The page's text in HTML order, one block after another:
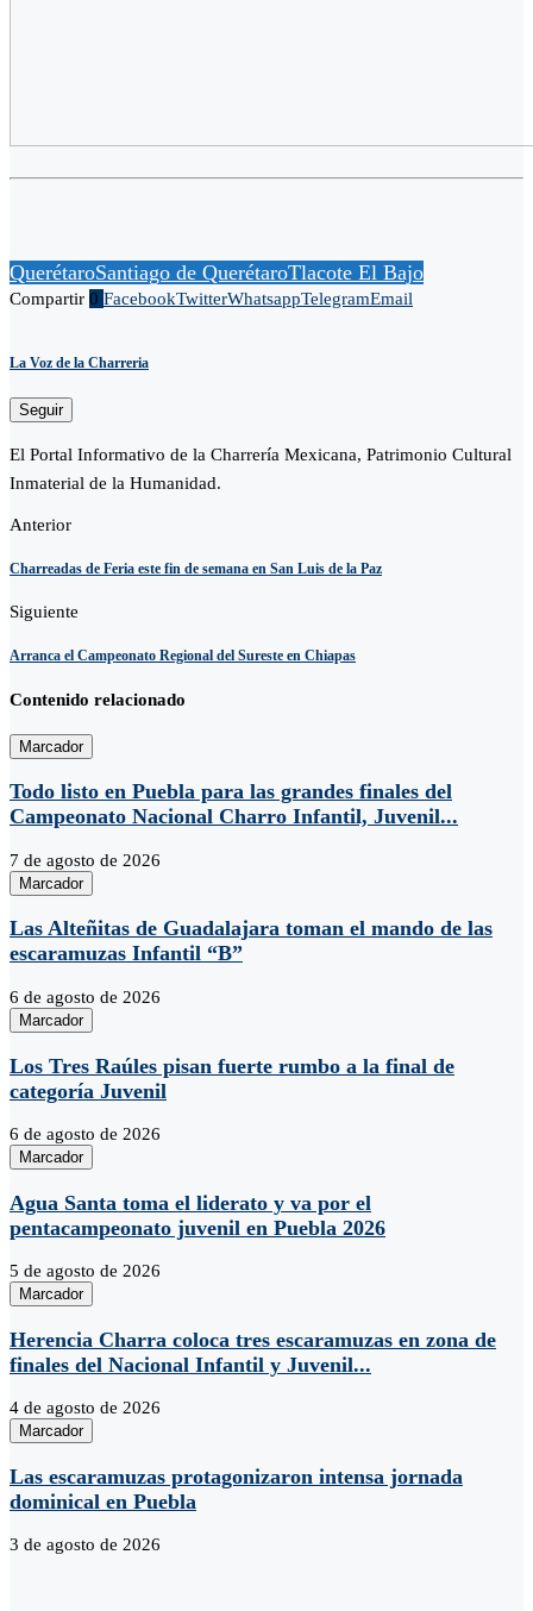
QuerétaroSantiago de QuerétaroTlacote El Bajo
Compartir 0 FacebookTwitterWhatsappTelegramEmail
La Voz de la Charreria
Seguir
El Portal Informativo de la Charrería Mexicana, Patrimonio Cultural
Inmaterial de la Humanidad.
Anterior
Charreadas de Feria este fin de semana en San Luis de la Paz
Siguiente
Arranca el Campeonato Regional del Sureste en Chiapas
Contenido relacionado
Marcador
Todo listo en Puebla para las grandes finales del
Campeonato Nacional Charro Infantil, Juvenil...
7 de agosto de 2026
Marcador
Las Alteñitas de Guadalajara toman el mando de las
escaramuzas Infantil “B”
6 de agosto de 2026
Marcador
Los Tres Raúles pisan fuerte rumbo a la final de
categoría Juvenil
6 de agosto de 2026
Marcador
Agua Santa toma el liderato y va por el
pentacampeonato juvenil en Puebla 2026
5 de agosto de 2026
Marcador
Herencia Charra coloca tres escaramuzas en zona de
finales del Nacional Infantil y Juvenil...
4 de agosto de 2026
Marcador
Las escaramuzas protagonizaron intensa jornada
dominical en Puebla
3 de agosto de 2026